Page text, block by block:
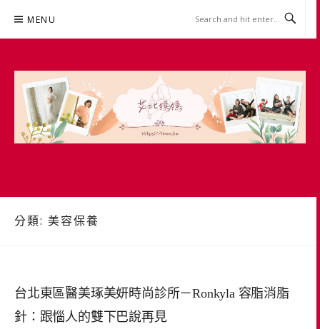
content
MENU
分類: 美容保養
台北東區醫美琢美妍時尚診所－Ronkyla 容脂消脂
針：跟惱人的雙下巴說再見